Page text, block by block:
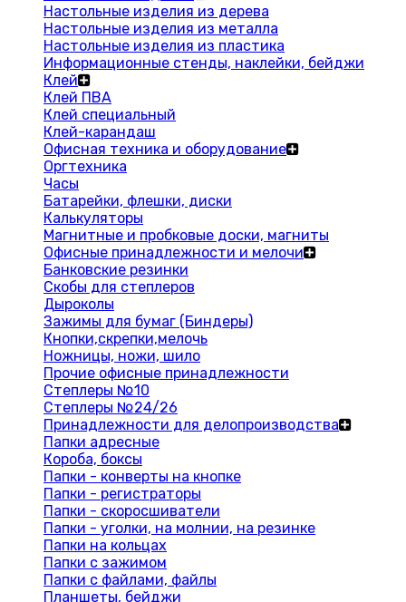
Настольные изделия из дерева
Настольные изделия из металла
Настольные изделия из пластика
Информационные стенды, наклейки, бейджи
Клей
Клей ПВА
Клей специальный
Клей-карандаш
Офисная техника и оборудование
Оргтехника
Часы
Батарейки, флешки, диски
Калькуляторы
Магнитные и пробковые доски, магниты
Офисные принадлежности и мелочи
Банковские резинки
Скобы для степлеров
Дыроколы
Зажимы для бумаг (Биндеры)
Кнопки,скрепки,мелочь
Ножницы, ножи, шило
Прочие офисные принадлежности
Степлеры №10
Степлеры №24/26
Принадлежности для делопроизводства
Папки адресные
Короба, боксы
Папки - конверты на кнопке
Папки - регистраторы
Папки - скоросшиватели
Папки - уголки, на молнии, на резинке
Папки на кольцах
Папки с зажимом
Папки с файлами, файлы
Планшеты, бейджи